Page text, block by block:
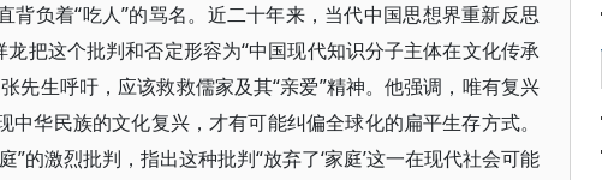
背负着“吃人”的骂名。近二十年来，当代中国思想界重新反思
把这个批判和否定形容为“中国现代知识分子主体在文化传承
先生呼吁，应该救救儒家及其“亲爱”精神。他强调，唯有复兴
华民族的文化复兴，才有可能纠偏全球化的扁平生存方式。
的激烈批判，指出这种批判“放弃了‘家庭’这一在现代社会可能